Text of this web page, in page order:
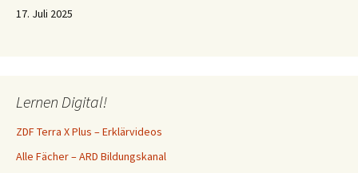
17. Juli 2025
Ferien….
23. Juli 2026
Lernen Digital!
ZDF Terra X Plus – Erklärvideos
Alle Fächer – ARD Bildungskanal